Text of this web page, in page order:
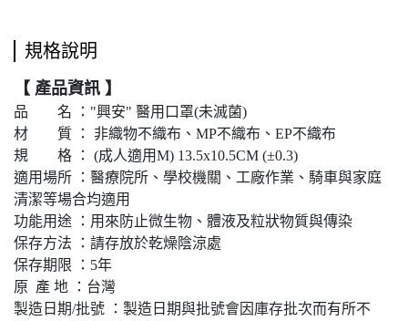
規格說明
【 產品資訊 】
品 名 ："興安" 醫用口罩(未滅菌)
材 質 ： 非織物不織布、MP不織布、EP不織布
規 格 ： (成人適用M) 13.5x10.5CM (±0.3)
適用場所 ：醫療院所、學校機關、工廠作業、騎車與家庭
清潔等場合均適用
功能用途 ：用來防止微生物、體液及粒狀物質與傳染
保存方法 ：請存放於乾燥陰涼處
保存期限 ：5年
原 產 地 ：台灣
製造日期/批號 ：製造日期與批號會因庫存批次而有所不